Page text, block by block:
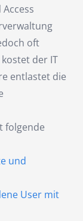
oft
der IT
entlastet die
folgende
und
User mit